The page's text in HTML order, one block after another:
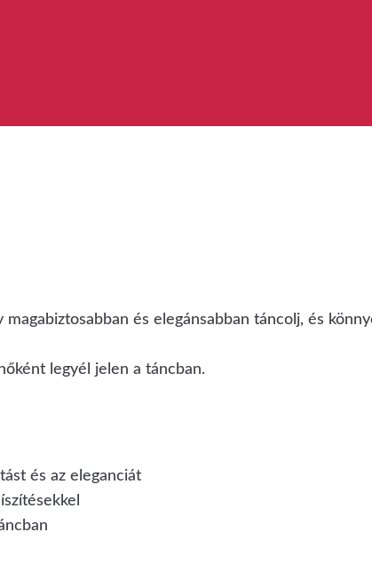
és elegánsabban táncolj, és
legyél jelen a táncban.
és az eleganciát